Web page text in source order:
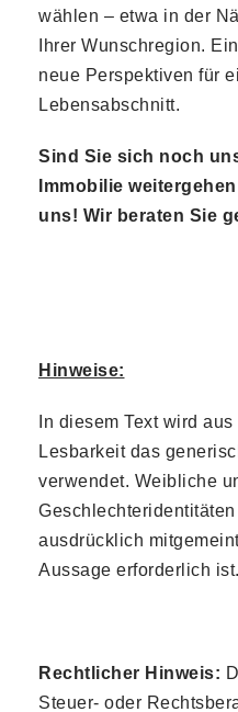
wählen – etwa in der
Ihrer Wunschregion.
neue Perspektiven für
Lebensabschnitt.
Sind Sie sich noch
Immobilie
uns! Wir beraten Sie
Hinweise:
In diesem Text wird
Lesbarkeit das
verwendet. Weibliche
ausdrücklich
Aussage erforderlich ist.
Rechtlicher Hinweis:
Steuer- oder